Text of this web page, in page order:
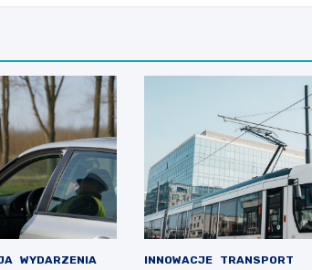
WYDARZENIA INNOWACJE TRANSPORT